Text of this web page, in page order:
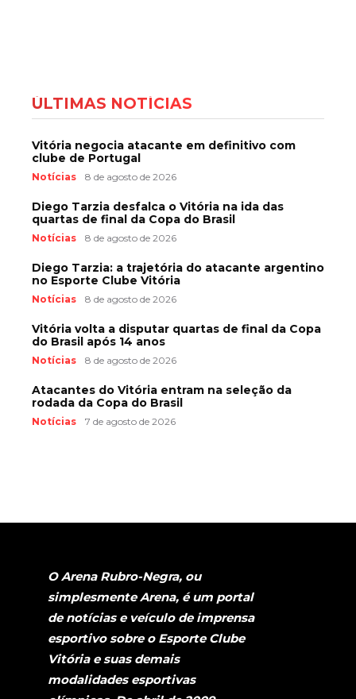
ÚLTIMAS NOTÍCIAS
Vitória negocia atacante em definitivo com
clube de Portugal
Notícias 8 de agosto de 2026
Diego Tarzia desfalca o Vitória na ida das
quartas de final da Copa do Brasil
Notícias 8 de agosto de 2026
Diego Tarzia: a trajetória do atacante argentino
no Esporte Clube Vitória
Notícias 8 de agosto de 2026
Vitória volta a disputar quartas de final da Copa
do Brasil após 14 anos
Notícias 8 de agosto de 2026
Atacantes do Vitória entram na seleção da
rodada da Copa do Brasil
Notícias 7 de agosto de 2026
O Arena Rubro-Negra, ou
simplesmente Arena, é um portal
de notícias e veículo de imprensa
esportivo sobre o Esporte Clube
Vitória e suas demais
modalidades esportivas